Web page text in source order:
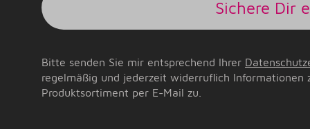
Sichere Dir
Bitte senden Sie mir entsprechend Ihrer
regelmäßig und jederzeit widerruflich Informationen
Produktsortiment per E-Mail zu.